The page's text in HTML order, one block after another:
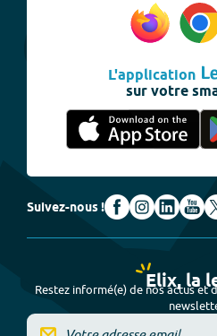
L'application
sur votre
Suivez-nous !
Elix, la
Restez informé(e) de nos actus et